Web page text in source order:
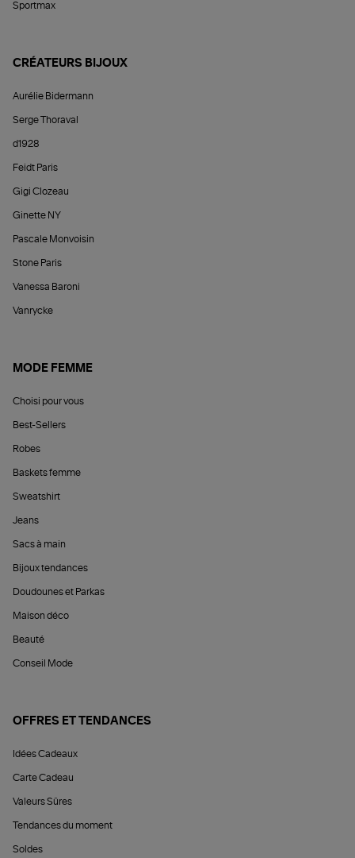
Sportmax
CRÉATEURS BIJOUX
Aurélie Bidermann
Serge Thoraval
d1928
Feidt Paris
Gigi Clozeau
Ginette NY
Pascale Monvoisin
Stone Paris
Vanessa Baroni
Vanrycke
MODE FEMME
Choisi pour vous
Best-Sellers
Robes
Baskets femme
Sweatshirt
Jeans
Sacs à main
Bijoux tendances
Doudounes et Parkas
Maison déco
Beauté
Conseil Mode
OFFRES ET TENDANCES
Idées Cadeaux
Carte Cadeau
Valeurs Sûres
Tendances du moment
Soldes